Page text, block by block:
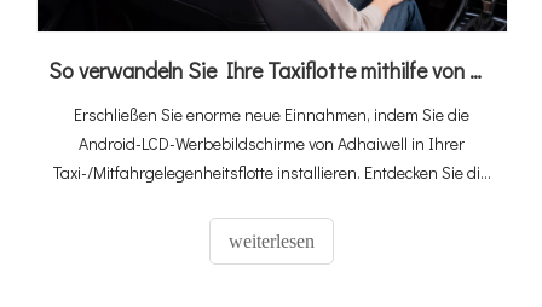
So verwandeln Sie Ihre Taxiflotte mithilfe von Android-LCD-Werbebildschirmen in einen Geldverdiener (2026 Ultimate Guide)
Erschließen Sie enorme neue Einnahmen, indem Sie die
Android-LCD-Werbebildschirme von Adhaiwell in Ihrer
Taxi-/Mitfahrgelegenheitsflotte installieren. Entdecken Sie die
Auto.
weiterlesen